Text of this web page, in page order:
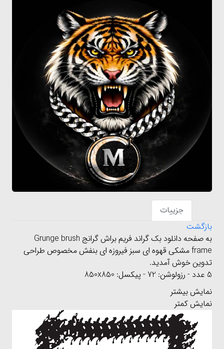
جزییات
بازگشت
به صفحه دانلود بک گراند فریم براش گرانج Grunge brush
frame مشکی قهوه ای سبز فیروزه ای بنفش مخصوص طراحی
تدوین خوش آمدید.
5 عدد - رزولوشن: 72 - پیکسل: 850x850
نمایش بیشتر
نمایش کمتر